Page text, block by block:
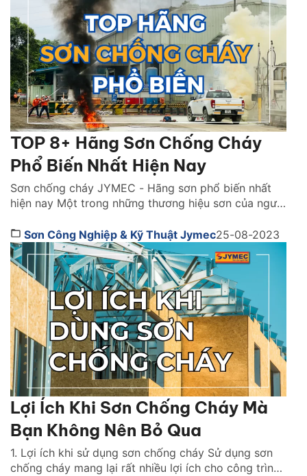
TOP 8+ Hãng Sơn Chống Cháy
Phổ Biến Nhất Hiện Nay
Sơn chống cháy JYMEC - Hãng sơn phổ biến nhất
hiện nay Một trong những thương hiệu sơn của người
hãng sơn chuyên cung cấp những sản phẩm sơn đã
được nhiệt đới hóa hoàn toàn. Nên chất lượng sơn
của JYMEC vô cùng […]
Sơn Công Nghiệp & Kỹ Thuật Jymec25-08-2023
Lợi Ích Khi Sơn Chống Cháy Mà
Bạn Không Nên Bỏ Qua
1. Lợi ích khi sử dụng sơn chống cháy Sử dụng sơn
chống cháy mang lại rất nhiều lợi ích cho công trình.